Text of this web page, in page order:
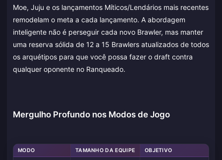
Moe, Juju e os lançamentos Míticos/Lendários mais recentes
remodelam o meta a cada lançamento. A abordagem
inteligente não é perseguir cada novo Brawler, mas manter
uma reserva sólida de 12 a 15 Brawlers atualizados de todos
os arquétipos para que você possa fazer o draft contra
qualquer oponente no Ranqueado.
Mergulho Profundo nos Modos de Jogo
MODO TAMANHO DA EQUIPE OBJETIVO